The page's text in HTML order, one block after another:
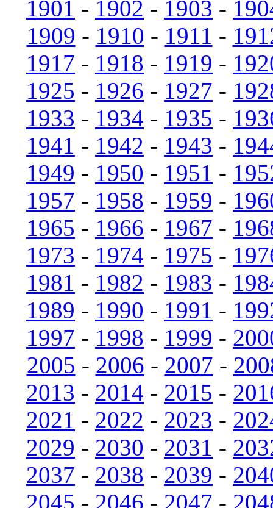
1901 - 1902 - 1903 -
1909 - 1910 - 1911 -
1917 - 1918 - 1919 -
1925 - 1926 - 1927 -
1933 - 1934 - 1935 -
1941 - 1942 - 1943 -
1949 - 1950 - 1951 -
1957 - 1958 - 1959 -
1965 - 1966 - 1967 -
1973 - 1974 - 1975 -
1981 - 1982 - 1983 -
1989 - 1990 - 1991 -
1997 - 1998 - 1999 -
2005 - 2006 - 2007 -
2013 - 2014 - 2015 -
2021 - 2022 - 2023 -
2029 - 2030 - 2031 -
2037 - 2038 - 2039 -
2045 - 2046 - 2047 -